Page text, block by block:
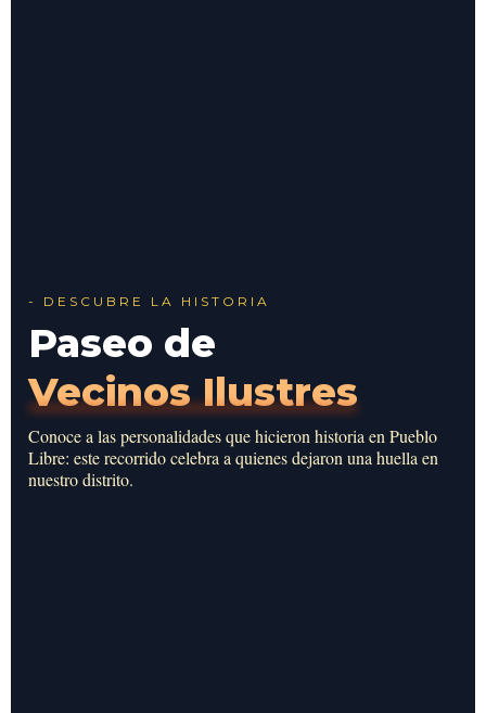
- DESCUBRE LA HISTORIA
Paseo de
Vecinos Ilustres
Conoce a las personalidades que hicieron historia en Pueblo
Libre: este recorrido celebra a quienes dejaron una huella en
nuestro distrito.